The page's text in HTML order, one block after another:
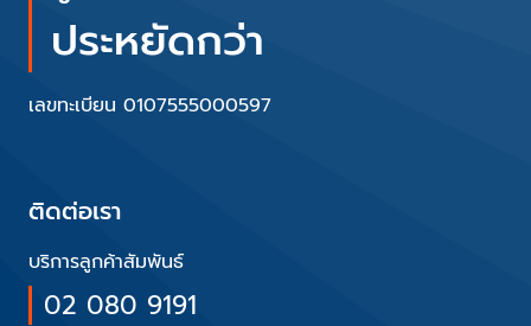
ประหยัดกว่า
เลขทะเบียน 0107555000597
ติดต่อเรา
บริการลูกค้าสัมพันธ์
02 080 9191